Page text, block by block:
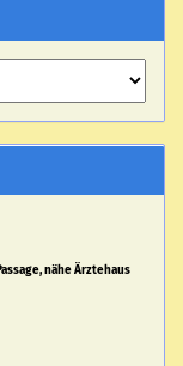
nähe Ärztehaus